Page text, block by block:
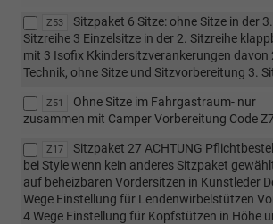
Z53
Sitzpaket 6 Sitze: ohne Sitze in der 3.
Sitzreihe 3 Einzelsitze in der 2. Sitzreihe
mit 3 Isofix Kkindersitzverankerungen davon
Technik, ohne Sitze und Sitzvorbereitung 3.
Z51
Ohne Sitze im Fahrgastraum- nur
zusammen mit Camper Vorbereitung Code
Z17
Sitzpaket 27 ACHTUNG
bei Style wenn kein anderes Sitzpaket
auf beheizbaren Vordersitzen in Kunstleder
Wege Einstellung für Lendenwirbelstützen
4 Wege Einstellung für Kopfstützen in Höhe